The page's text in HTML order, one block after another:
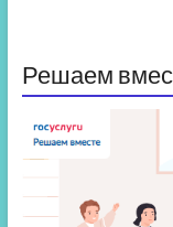
Решаем